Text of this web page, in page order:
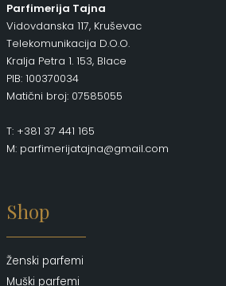
Parfimerija Tajna
Vidovdanska 117, Kruševac
Telekomunikacija D.O.O.
Kralja Petra 1. 153, Blace
PIB: 100370034
Matični broj: 07585055
T: +381 37 441 165
M: parfimerijatajna@gmail.com
Shop
Ženski parfemi
Muški parfemi